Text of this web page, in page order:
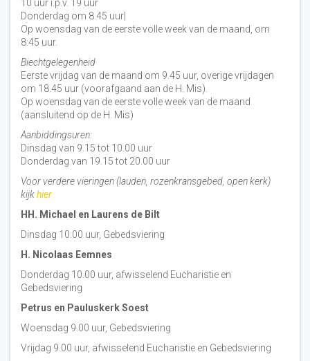
10 uur i.p.v. 19 uur
Donderdag om 8.45 uur|
Op woensdag van de eerste volle week van de maand, om
8:45 uur.
Biechtgelegenheid
Eerste vrijdag van de maand om 9.45 uur, overige vrijdagen
om 18.45 uur (voorafgaand aan de H. Mis).
Op woensdag van de eerste volle week van de maand
(aansluitend op de H. Mis)
Aanbiddingsuren:
Dinsdag van 9.15 tot 10.00 uur
Donderdag van 19.15 tot 20.00 uur
Voor verdere vieringen (lauden, rozenkransgebed, open kerk)
kijkhier
HH. Michael en Laurens de Bilt
Dinsdag 10:00 uur, Gebedsviering
H. Nicolaas Eemnes
Donderdag 10.00 uur, afwisselend Eucharistie en
Gebedsviering
Petrus en Pauluskerk Soest
Woensdag 9.00 uur, Gebedsviering
Vrijdag 9.00 uur, afwisselend Eucharistie en Gebedsviering